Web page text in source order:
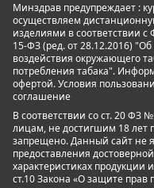
Минздрав предупреждает :
осуществляем
изделиями в соответствии
15-ФЗ (ред. от 28.12.2016)
воздействия окружающего
потребления табака".
офертой. Условия
соглашение
В соответствии со ст. 20 ФЗ
лицам, не достигшим 18 лет
запрещено. Данный сайт не
предоставления
характеристиках продукции
ст.10 Закона «О защите прав